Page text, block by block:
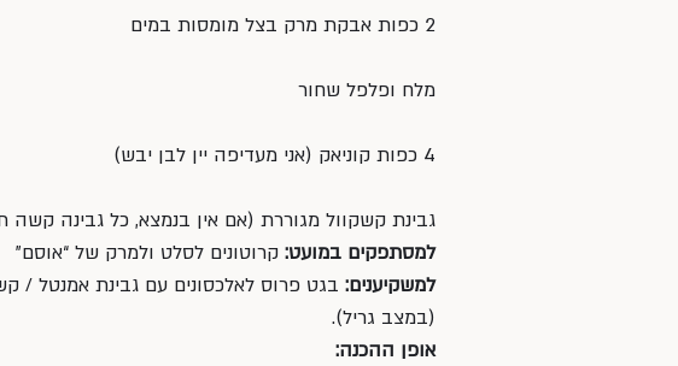
2 כפות אבקת מרק בצל מומסות במים
מלח ופלפל שחור
4 כפות קוניאק (אני מעדיפה יין לבן יבש)
גבינת קשקוול מגוררת (אם אין בנמצא, כל גבינה
למסתפקים במועט: קרוטונים לסלט ולמרק של “אוסם”
למשקיענים: בגט פרוס לאלכסונים עם גבינת אמנטל /
(במצב גריל).
אופן ההכנה: